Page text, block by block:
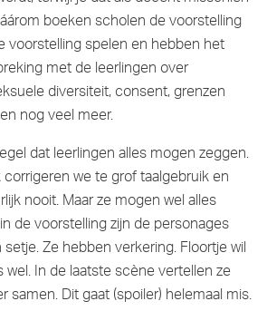
boeken scholen de voorstelling
voorstelling spelen en hebben het
met de leerlingen over
diversiteit, consent, grenzen
nog veel meer.
dat leerlingen alles mogen zeggen.
we te grof taalgebruik en
nooit. Maar ze mogen wel alles
de voorstelling zijn de personages
Ze hebben verkering. Floortje wil
In de laatste scène vertellen ze
Dit gaat (spoiler) helemaal mis.